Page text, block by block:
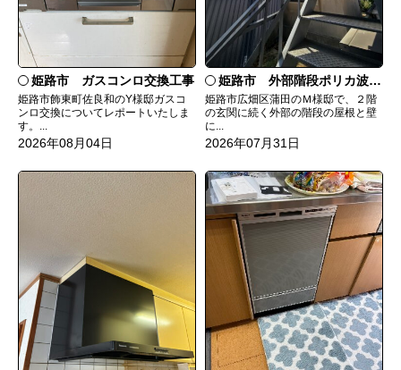
姫路市 ガスコンロ交換工事
姫路市飾東町佐良和のY様邸ガスコ
ンロ交換についてレポートいたしま
す。...
2026年08月04日
姫路市 外部階段ポリカ波板張替工事
姫路市広畑区蒲田のＭ様邸で、２階
の玄関に続く外部の階段の屋根と壁
に...
2026年07月31日